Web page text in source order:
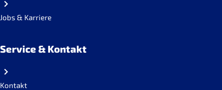
Jobs & Karriere
Service & Kontakt
Kontakt